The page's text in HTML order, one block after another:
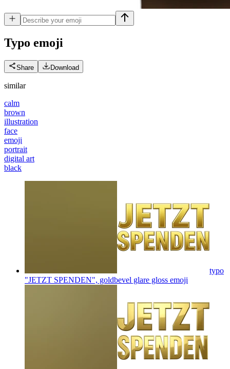
Typo emoji
Share Download
similar
calm
brown
illustration
face
emoji
portrait
digital art
black
typo
"JETZT SPENDEN", goldbevel glare gloss emoji